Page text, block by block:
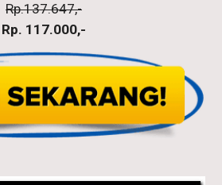
Rp.137.647,-
Rp. 117.000,-